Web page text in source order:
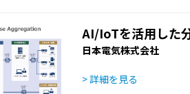
AI/IoTを活用した
日本電気株式会社
> 詳細を見る